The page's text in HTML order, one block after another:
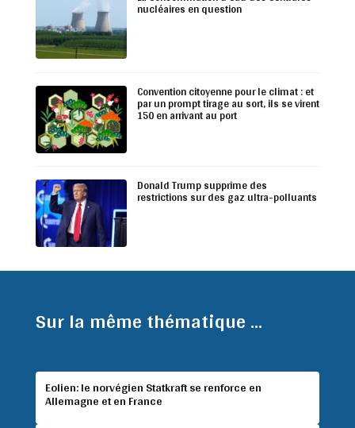
nucléaires en question
Convention citoyenne pour le climat : et
par un prompt tirage au sort, ils se virent
150 en arrivant au port
Donald Trump supprime des
restrictions sur des gaz ultra-polluants
Sur la même thématique ...
Eolien: le norvégien Statkraft se renforce en
Allemagne et en France